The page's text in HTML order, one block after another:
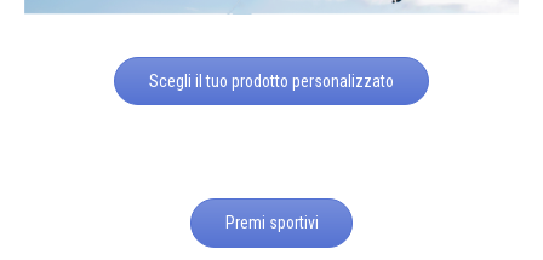
Scegli il tuo prodotto personalizzato
Premi sportivi